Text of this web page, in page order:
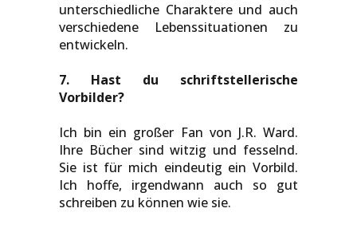
unterschiedliche Charaktere und auch
verschiedene Lebenssituationen zu
entwickeln.
7. Hast du schriftstellerische
Vorbilder?
Ich bin ein großer Fan von J.R. Ward.
Ihre Bücher sind witzig und fesselnd.
Sie ist für mich eindeutig ein Vorbild.
Ich hoffe, irgendwann auch so gut
schreiben zu können wie sie.